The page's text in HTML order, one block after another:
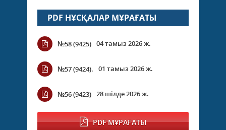
PDF НҰСҚАЛАР МҰРАҒАТЫ
№58 (9425) 04 тамыз 2026 ж.
№57 (9424). 01 тамыз 2026 ж.
№56 (9423) 28 шілде 2026 ж.
PDF МҰРАҒАТЫ